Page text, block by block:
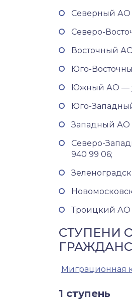
Северный АО
Северо-
Восточный АО
Юго-
Южный АО —
Юго-
Западный АО
Северо-
940 99 06;
Троицкий АО
СТУПЕНИ
Миграционная
1 ступень